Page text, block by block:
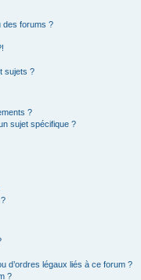
des forums ?
sujets ?
?
sujet spécifique ?
d’ordres légaux liés à ce forum ?
?